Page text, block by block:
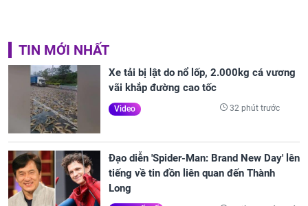
TIN MỚI NHẤT
Xe tải bị lật do nổ lốp, 2.000kg cá vương
vãi khắp đường cao tốc
Video 32 phút trước
Đạo diễn 'Spider-Man: Brand New Day' lên
tiếng về tin đồn liên quan đến Thành
Long